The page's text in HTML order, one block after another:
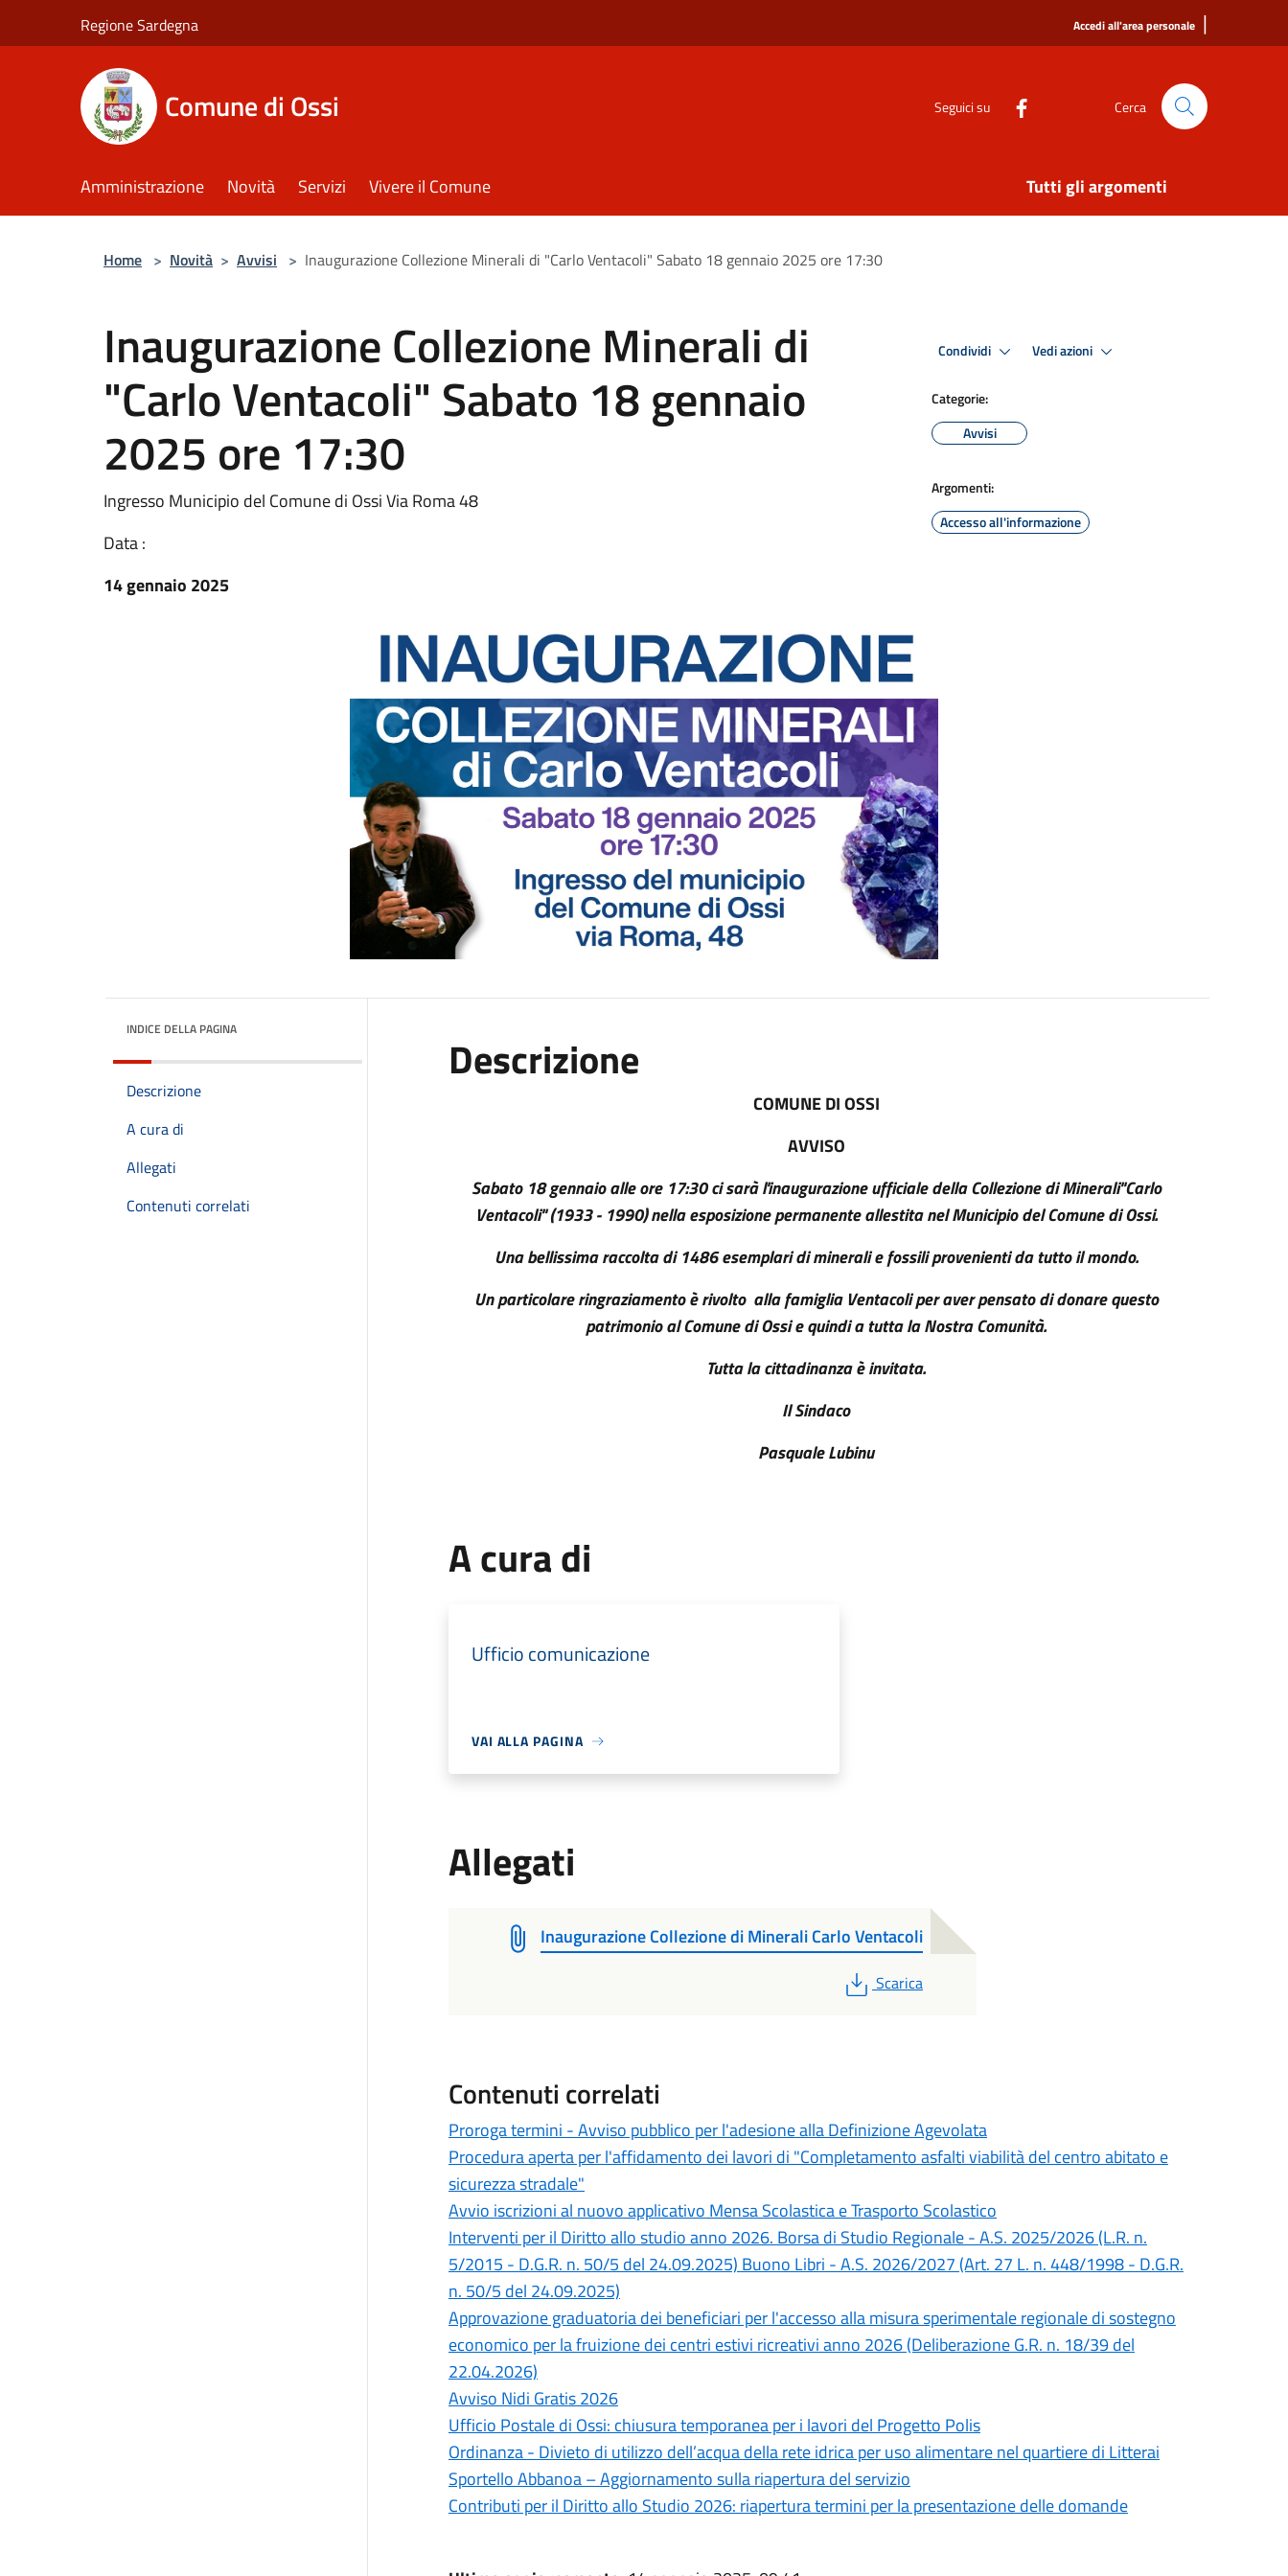
Regione Sardegna Accedi all'area personale |
Comune di Ossi Seguici su Cerca
Amministrazione Novità Servizi Vivere il Comune Tutti gli argomenti
Home > Novità > Avvisi > Inaugurazione Collezione Minerali di "Carlo Ventacoli" Sabato 18 gennaio 2025 ore 17:30
Inaugurazione Collezione Minerali di
"Carlo Ventacoli" Sabato 18 gennaio
2025 ore 17:30
Ingresso Municipio del Comune di Ossi Via Roma 48
Data :
14 gennaio 2025
Condividi Vedi azioni
Categorie:
Avvisi
Argomenti:
Accesso all'informazione
INDICE DELLA PAGINA
Descrizione
A cura di
Allegati
Contenuti correlati
Descrizione
COMUNE DI OSSI
AVVISO
Sabato 18 gennaio alle ore 17:30 ci sarà l'inaugurazione ufficiale della Collezione di Minerali"Carlo
Ventacoli" (1933 - 1990) nella esposizione permanente allestita nel Municipio del Comune di Ossi.
Una bellissima raccolta di 1486 esemplari di minerali e fossili provenienti da tutto il mondo.
Un particolare ringraziamento è rivolto alla famiglia Ventacoli per aver pensato di donare questo
patrimonio al Comune di Ossi e quindi a tutta la Nostra Comunità.
Tutta la cittadinanza è invitata.
Il Sindaco
Pasquale Lubinu
A cura di
Ufficio comunicazione
VAI ALLA PAGINA
Allegati
Inaugurazione Collezione di Minerali Carlo Ventacoli
PDF
Scarica
Contenuti correlati
Proroga termini - Avviso pubblico per l'adesione alla Definizione Agevolata
Procedura aperta per l'affidamento dei lavori di "Completamento asfalti viabilità del centro abitato e
sicurezza stradale"
Avvio iscrizioni al nuovo applicativo Mensa Scolastica e Trasporto Scolastico
Interventi per il Diritto allo studio anno 2026. Borsa di Studio Regionale - A.S. 2025/2026 (L.R. n.
5/2015 - D.G.R. n. 50/5 del 24.09.2025) Buono Libri - A.S. 2026/2027 (Art. 27 L. n. 448/1998 - D.G.R.
n. 50/5 del 24.09.2025)
Approvazione graduatoria dei beneficiari per l'accesso alla misura sperimentale regionale di sostegno
economico per la fruizione dei centri estivi ricreativi anno 2026 (Deliberazione G.R. n. 18/39 del
22.04.2026)
Avviso Nidi Gratis 2026
Ufficio Postale di Ossi: chiusura temporanea per i lavori del Progetto Polis
Ordinanza - Divieto di utilizzo dell’acqua della rete idrica per uso alimentare nel quartiere di Litterai
Sportello Abbanoa – Aggiornamento sulla riapertura del servizio
Contributi per il Diritto allo Studio 2026: riapertura termini per la presentazione delle domande